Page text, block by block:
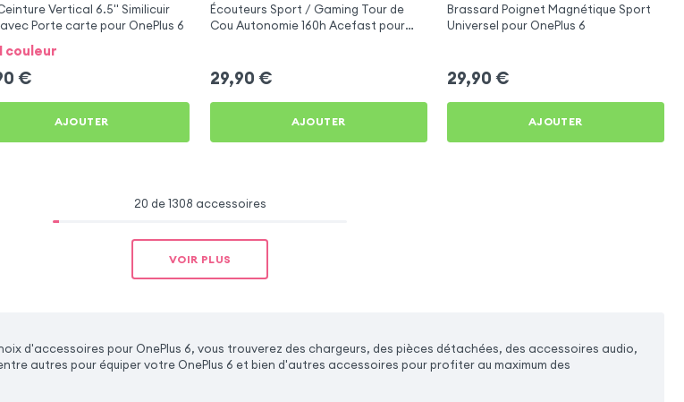
Vertical 6.5'' Similicuir
Porte carte pour OnePlus 6
couleur
€
AJOUTER
Écouteurs Sport / Gaming Tour de
Cou Autonomie 160h Acefast pour
29,90 €
AJOUTER
Brassard Poignet Magnétique Sport
Universel pour OnePlus 6
29,90 €
AJOUTER
20 de 1308 accessoires
VOIR PLUS
d'accessoires pour OnePlus 6, vous trouverez des chargeurs, des pièces détachées, des accessoires audio,
autres pour équiper votre OnePlus 6 et bien d'autres accessoires pour profiter au maximum des